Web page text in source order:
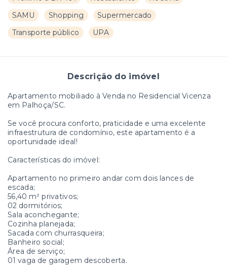
SAMU
Shopping
Supermercado
Transporte público
UPA
Descrição do imóvel
Apartamento mobiliado à Venda no Residencial Vicenza
em Palhoça/SC.
Se você procura conforto, praticidade e uma excelente
infraestrutura de condomínio, este apartamento é a
oportunidade ideal!
Características do imóvel:
Apartamento no primeiro andar com dois lances de
escada;
56,40 m² privativos;
02 dormitórios;
Sala aconchegante;
Cozinha planejada;
Sacada com churrasqueira;
Banheiro social;
Área de serviço;
01 vaga de garagem descoberta.